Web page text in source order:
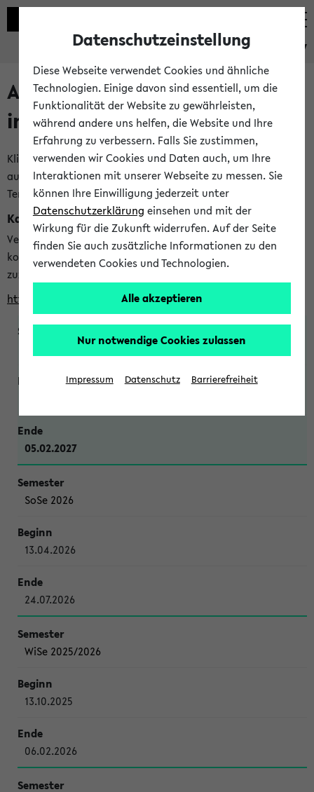
eKVV
Alle veröffentlichten Semester
im eKVV
Klicken Sie auf das Semester, welches Sie für Ihre Sitzung
auswählen möchten. Bitte beachten Sie auch die weiteren
Termine imKalender der Lehrplanung
Kalenderintegration
Verwenden Sie die folgende Adresse, um mit einer
kompatiblen Kalenderanwendung auf die Vorlesungszeiten
zuzugreifen (nähere Informationen
finden Sie hier
https://ekvv.uni-bielefeld.de/ws/calendar?vz
WiSe 2026/2027
05.02.2027
SoSe 2026
13.04.2026
24.07.2026
WiSe 2025/2026
13.10.2025
06.02.2026
Datenschutzeinstellung
Diese Webseite verwendet Cookies und ähnliche
Technologien. Einige davon sind essentiell, um die
Funktionalität der Website zu gewährleisten,
während andere uns helfen, die Website und Ihre
Erfahrung zu verbessern. Falls Sie zustimmen,
verwenden wir Cookies und Daten auch, um Ihre
Interaktionen mit unserer Webseite zu messen. Sie
können Ihre Einwilligung jederzeit unter
Datenschutzerklärung einsehen und mit der
Wirkung für die Zukunft widerrufen. Auf der Seite
finden Sie auch zusätzliche Informationen zu den
verwendeten Cookies und Technologien.
Alle akzeptieren
Nur notwendige Cookies zulassen
Impressum Datenschutz Barrierefreiheit